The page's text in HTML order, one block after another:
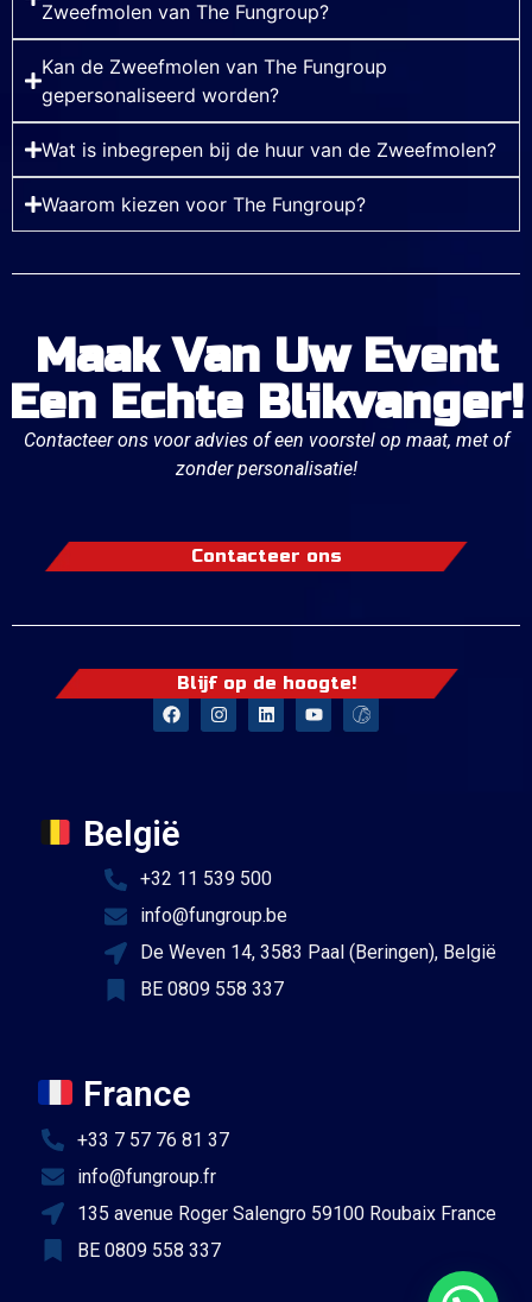
Zweefmolen van The Fungroup?
Kan de Zweefmolen van The Fungroup
gepersonaliseerd worden?
Wat is inbegrepen bij de huur van de Zweefmolen?
Waarom kiezen voor The Fungroup?
Maak Van Uw Event
Een Echte Blikvanger!
Contacteer ons voor advies of een voorstel op maat, met of
zonder personalisatie!
Contacteer ons
Blijf op de hoogte!
België
+32 11 539 500
info@fungroup.be
De Weven 14, 3583 Paal (Beringen), België
BE 0809 558 337
France
+33 7 57 76 81 37
info@fungroup.fr
135 avenue Roger Salengro 59100 Roubaix France
BE 0809 558 337